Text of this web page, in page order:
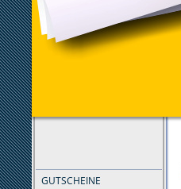
GUTSCHEINE